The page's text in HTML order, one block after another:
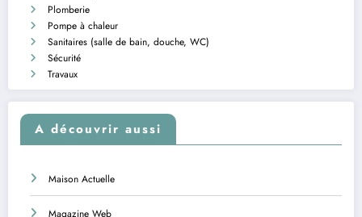
Plomberie
Pompe à chaleur
Sanitaires (salle de bain, douche, WC)
Sécurité
Travaux
A découvrir aussi
Maison Actuelle
Magazine Web